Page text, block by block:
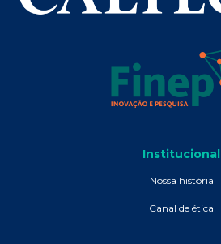
Institucional
Nossa história
Canal de ética